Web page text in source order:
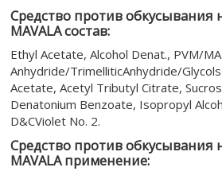
Средство против обкусывания
MAVALA состав:
Ethyl Acetate, Alcohol Denat., PVM/
Anhydride/TrimelliticAnhydride/
Acetate, Acetyl Tributyl Citrate,
Denatonium Benzoate, Isopropyl
D&CViolet No. 2.
Средство против обкусывания
MAVALA применение: